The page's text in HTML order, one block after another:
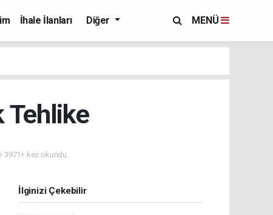
İhale İlanları
Diğer MENÜ
Tehlike
3971+ kez okundu.
İlginizi Çekebilir